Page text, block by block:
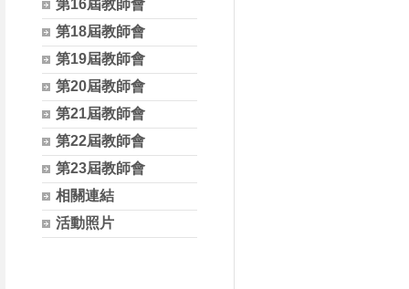
第16屆教師會
第18屆教師會
第19屆教師會
第20屆教師會
第21屆教師會
第22屆教師會
第23屆教師會
相關連結
活動照片